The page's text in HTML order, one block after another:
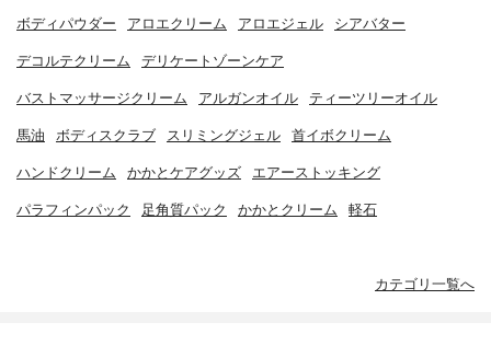
ボディパウダー アロエクリーム アロエジェル シアバター
デコルテクリーム デリケートゾーンケア
バストマッサージクリーム アルガンオイル ティーツリーオイル
馬油 ボディスクラブ スリミングジェル 首イボクリーム
ハンドクリーム かかとケアグッズ エアーストッキング
パラフィンパック 足角質パック かかとクリーム 軽石
カテゴリ一覧へ